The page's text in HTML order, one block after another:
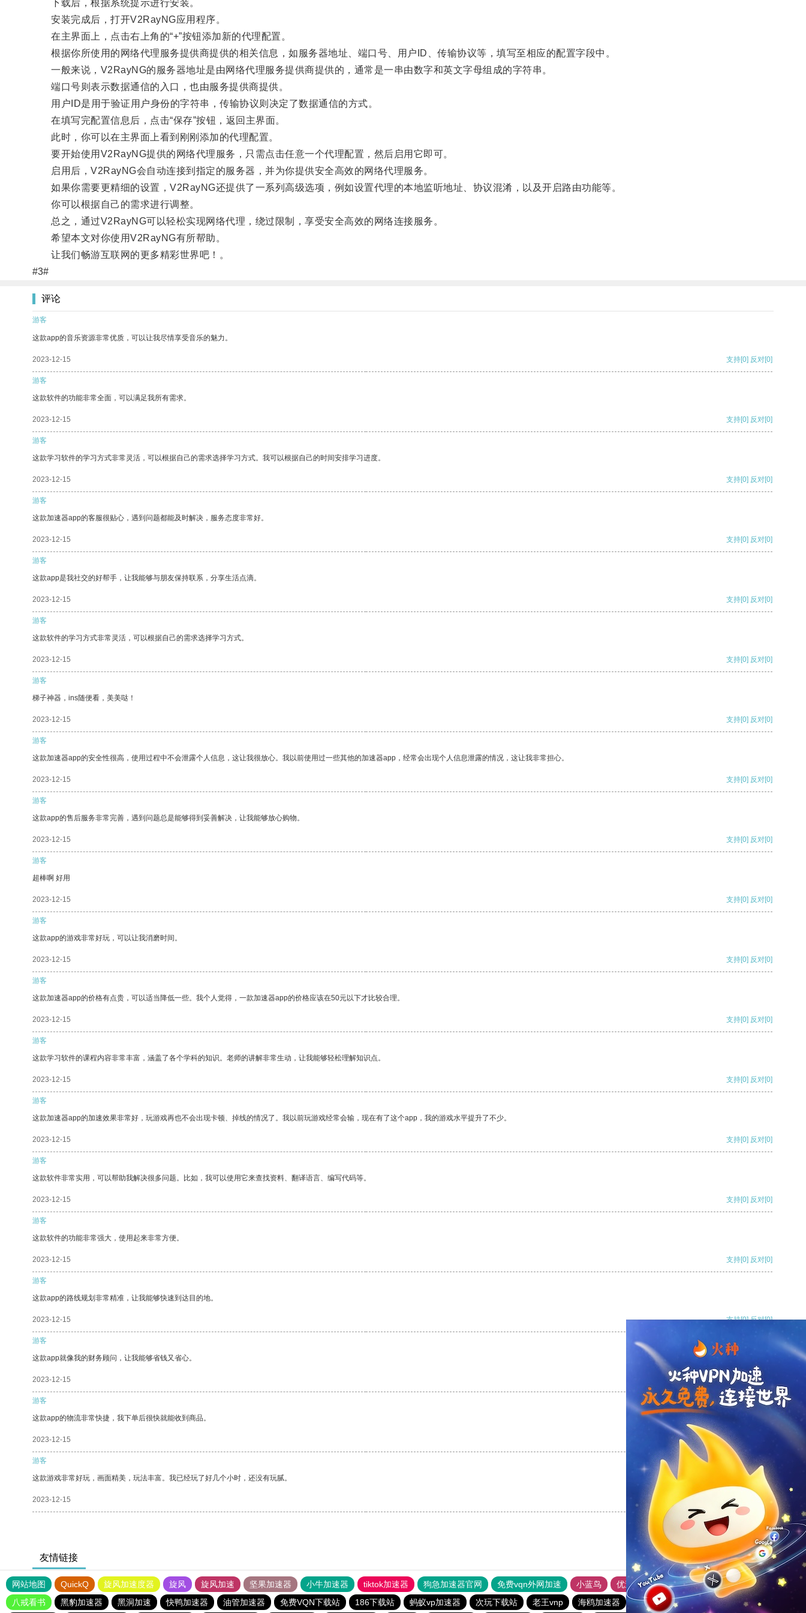
下载后，根据系统提示进行安装。
安装完成后，打开V2RayNG应用程序。
在主界面上，点击右上角的“+”按钮添加新的代理配置。
根据你所使用的网络代理服务提供商提供的相关信息，如服务器地址、端口号、用户ID、传输协议等，填写至相应的配置字段中。
一般来说，V2RayNG的服务器地址是由网络代理服务提供商提供的，通常是一串由数字和英文字母组成的字符串。
端口号则表示数据通信的入口，也由服务提供商提供。
用户ID是用于验证用户身份的字符串，传输协议则决定了数据通信的方式。
在填写完配置信息后，点击“保存”按钮，返回主界面。
此时，你可以在主界面上看到刚刚添加的代理配置。
要开始使用V2RayNG提供的网络代理服务，只需点击任意一个代理配置，然后启用它即可。
启用后，V2RayNG会自动连接到指定的服务器，并为你提供安全高效的网络代理服务。
如果你需要更精细的设置，V2RayNG还提供了一系列高级选项，例如设置代理的本地监听地址、协议混淆，以及开启路由功能等。
你可以根据自己的需求进行调整。
总之，通过V2RayNG可以轻松实现网络代理，绕过限制，享受安全高效的网络连接服务。
希望本文对你使用V2RayNG有所帮助。
让我们畅游互联网的更多精彩世界吧！。
#3#
评论
游客
这款app的音乐资源非常优质，可以让我尽情享受音乐的魅力。
2023-12-15 支持[0] 反对[0]
游客
这款软件的功能非常全面，可以满足我所有需求。
2023-12-15 支持[0] 反对[0]
游客
这款学习软件的学习方式非常灵活，可以根据自己的需求选择学习方式。我可以根据自己的时间安排学习进度。
2023-12-15 支持[0] 反对[0]
游客
这款加速器app的客服很贴心，遇到问题都能及时解决，服务态度非常好。
2023-12-15 支持[0] 反对[0]
游客
这款app是我社交的好帮手，让我能够与朋友保持联系，分享生活点滴。
2023-12-15 支持[0] 反对[0]
游客
这款软件的学习方式非常灵活，可以根据自己的需求选择学习方式。
2023-12-15 支持[0] 反对[0]
游客
梯子神器，ins随便看，美美哒！
2023-12-15 支持[0] 反对[0]
游客
这款加速器app的安全性很高，使用过程中不会泄露个人信息，这让我很放心。我以前使用过一些其他的加速器app，经常会出现个人信息泄露的情况，这让我非常担心。
2023-12-15 支持[0] 反对[0]
游客
这款app的售后服务非常完善，遇到问题总是能够得到妥善解决，让我能够放心购物。
2023-12-15 支持[0] 反对[0]
游客
超棒啊 好用
2023-12-15 支持[0] 反对[0]
游客
这款app的游戏非常好玩，可以让我消磨时间。
2023-12-15 支持[0] 反对[0]
游客
这款加速器app的价格有点贵，可以适当降低一些。我个人觉得，一款加速器app的价格应该在50元以下才比较合理。
2023-12-15 支持[0] 反对[0]
游客
这款学习软件的课程内容非常丰富，涵盖了各个学科的知识。老师的讲解非常生动，让我能够轻松理解知识点。
2023-12-15 支持[0] 反对[0]
游客
这款加速器app的加速效果非常好，玩游戏再也不会出现卡顿、掉线的情况了。我以前玩游戏经常会输，现在有了这个app，我的游戏水平提升了不少。
2023-12-15 支持[0] 反对[0]
游客
这款软件非常实用，可以帮助我解决很多问题。比如，我可以使用它来查找资料、翻译语言、编写代码等。
2023-12-15 支持[0] 反对[0]
游客
这款软件的功能非常强大，使用起来非常方便。
2023-12-15 支持[0] 反对[0]
游客
这款app的路线规划非常精准，让我能够快速到达目的地。
2023-12-15 支持[0] 反对[0]
游客
这款app就像我的财务顾问，让我能够省钱又省心。
2023-12-15 支持[0] 反对
游客
这款app的物流非常快捷，我下单后很快就能收到商品。
2023-12-15 支持
游客
这款游戏非常好玩，画面精美，玩法丰富。我已经玩了好几个小时，还没有玩腻。
2023-12-15 支持 反对 [0]
友情链接
网站地图 QuickQ 旋风加速度器 旋风 旋风加速 坚果加速器 小牛加速器 tiktok加速器 狗急加速器官网 免费vqn外网加速 小蓝鸟 优途加速器官网 风驰加速器
旋风加速器
八戒看书
黑豹加速器 黑洞加速 快鸭加速器 油管加速器 免费VQN下载站 186下载站 蚂蚁vp加速器 次玩下载站 老王vnp 海鸥加速器 苹果免费vqn 黑洞加速官网